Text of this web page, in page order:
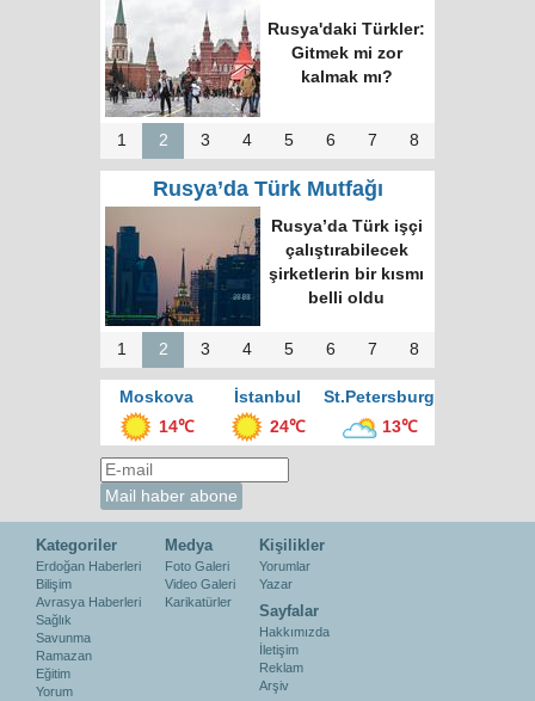
RUTID üyeleri ve
Putin’in temsilcisi
Moskova’da bir
araya geldi
1 2 3 4 5 6 7 8
Rusya’da Türk Mutfağı
Moskova’nın en
büyük kültür
merkezinde “Türk
Kahvesi Gecesi”
düzenlendi
1 2 3 4 5 6 7 8
Moskova İstanbul
St.Petersburg
14℃
24℃ 13℃
Kategoriler
Erdoğan Haberleri
Bilişim
Avrasya Haberleri
Sağlık
Savunma
Ramazan
Eğitim
Yorum
Medya
Foto Galeri
Video Galeri
Karikatürler
Kişilikler
Yorumlar
Yazar
Sayfalar
Hakkımızda
İletişim
Reklam
Arşiv